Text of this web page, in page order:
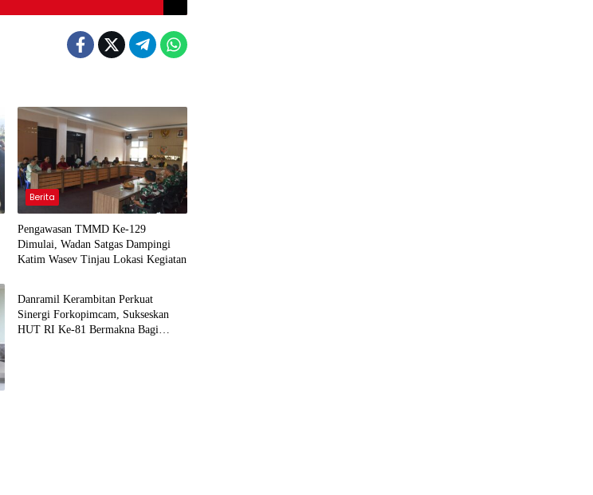
Berita
Pengawasan TMMD Ke-129
Dimulai, Wadan Satgas Dampingi
Katim Wasev Tinjau Lokasi Kegiatan
Berita
Danramil Kerambitan Perkuat
Sinergi Forkopimcam, Sukseskan
HUT RI Ke-81 Bermakna Bagi